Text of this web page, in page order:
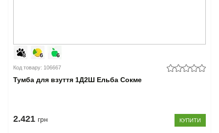
Код товару: 106667
Тумба для взуття 1Д2Ш Ельба Сокме
2.421 грн КУПИТИ